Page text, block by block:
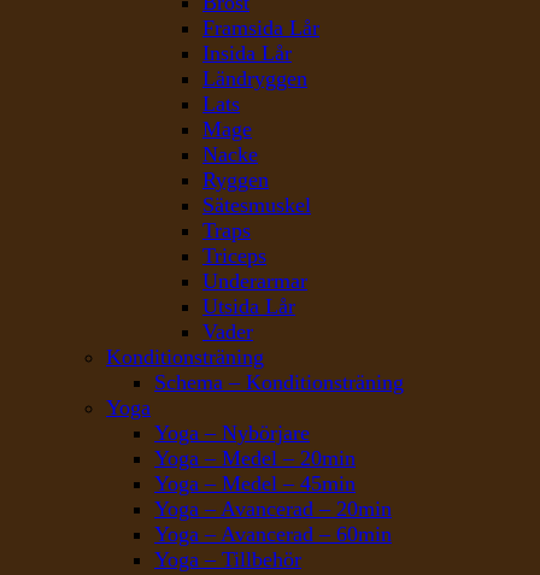
Framsida Lår
Insida Lår
Ländryggen
Lats
Mage
Nacke
Ryggen
Sätesmuskel
Traps
Triceps
Underarmar
Utsida Lår
Vader
Konditionsträning
Schema – Konditionsträning
Yoga
Yoga – Nybörjare
Yoga – Medel – 20min
Yoga – Medel – 45min
Yoga – Avancerad – 20min
Yoga – Avancerad – 60min
Yoga – Tillbehör